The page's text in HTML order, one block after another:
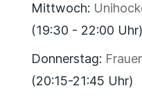
Mittwoch:
(19:30 - 22:00 Uhr)
Donnerstag:
(20:15-21:45 Uhr)